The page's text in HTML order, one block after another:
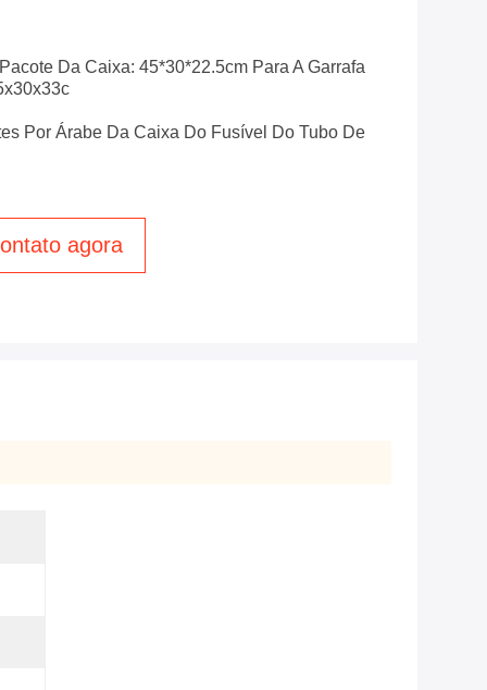
Da Caixa: 45*30*22.5cm Para A Garrafa
Por Árabe Da Caixa Do Fusível Do Tubo De
agora